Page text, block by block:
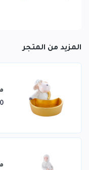
المزيد من المتجر